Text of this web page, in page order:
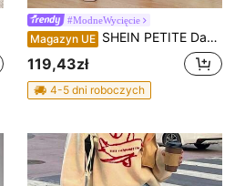
#ModneWycięcie
Magazyn UE SHEIN PETITE Damskie casualowe uniwersalne jeansy z kieszeniami, przetarte i dziurawe, o zwężanym kroju, dla niskich kobiet
119,43zł
4-5 dni roboczych